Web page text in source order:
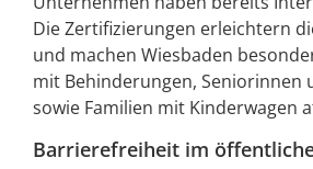
Die Zertifizierungen erleichtern
und machen Wiesbaden
mit Behinderungen, Seniorinnen
sowie Familien mit Kinderwagen
Barrierefreiheit im